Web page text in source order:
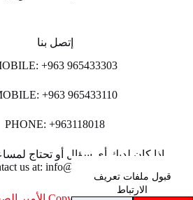
قبول ملفات تعريف
الارتباط
إتصل بنا
+963 965433303
+963 965433110
PHONE: +963118018
اذا كان لديك أي سؤال أو تحتاج
us at: info@lpco-llc.com